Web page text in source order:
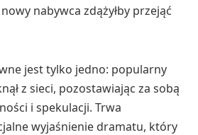
nabywca zdążyłby przejąć
jest tylko jedno: popularny
z sieci, pozostawiając za sobą
i spekulacji. Trwa
wyjaśnienie dramatu, który